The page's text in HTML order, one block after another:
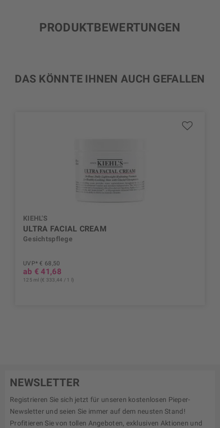
PRODUKTBEWERTUNGEN
DAS KÖNNTE IHNEN AUCH GEFALLEN
KIEHL'S
ULTRA FACIAL CREAM
Gesichtspflege
UVP* € 68,50
ab € 41,68
125 ml (€ 333,44 / 1 l)
NEWSLETTER
Registrieren Sie sich jetzt für unseren kostenlosen Pieper-
Newsletter und seien Sie immer auf dem neusten Stand!
Profitieren Sie von tollen Angeboten, exklusiven Aktionen und